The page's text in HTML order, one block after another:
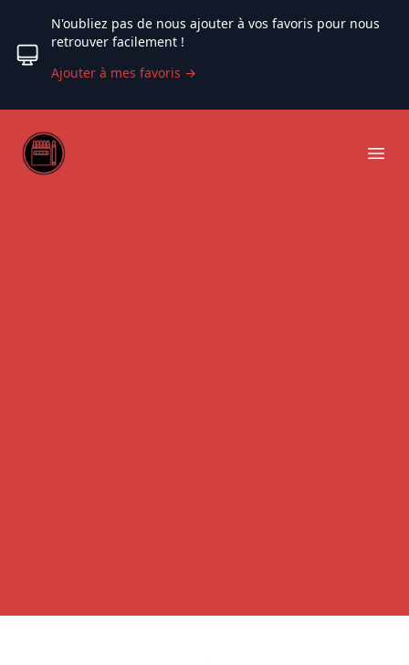
N'oubliez pas de nous ajouter à vos favoris pour nous
retrouver facilement !
Ajouter à mes favoris →
Web coloriage